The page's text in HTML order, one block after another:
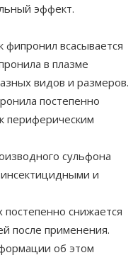
эффект.
фипронил всасывается
в плазме
видов и размеров.
постепенно
периферическим
сульфона
и
снижается
после применения.
об этом